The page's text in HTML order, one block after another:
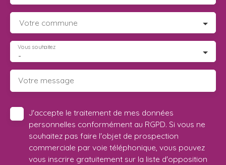
Votre commune
-
Vous souhaitez
Votre message
J'accepte le traitement de mes données
personnelles conformément au RGPD. Si vous ne
souhaitez pas faire l'objet de prospection
commerciale par voie téléphonique, vous pouvez
vous inscrire gratuitement sur la liste d'opposition